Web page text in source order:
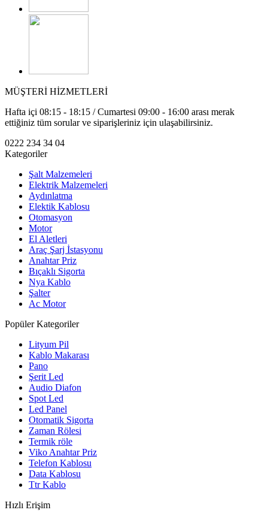
MÜŞTERİ HİZMETLERİ
Hafta içi 08:15 - 18:15 / Cumartesi 09:00 - 16:00 arası merak
ettiğiniz tüm sorular ve siparişleriniz için ulaşabilirsiniz.
0222 234 34 04
Kategoriler
Şalt Malzemeleri
Elektrik Malzemeleri
Aydınlatma
Elektik Kablosu
Otomasyon
Motor
El Aletleri
Araç Şarj İstasyonu
Anahtar Priz
Bıçaklı Sigorta
Nya Kablo
Şalter
Ac Motor
Popüler Kategoriler
Lityum Pil
Kablo Makarası
Pano
Şerit Led
Audio Diafon
Spot Led
Led Panel
Otomatik Sigorta
Zaman Rölesi
Termik röle
Viko Anahtar Priz
Telefon Kablosu
Data Kablosu
Ttr Kablo
Hızlı Erişim